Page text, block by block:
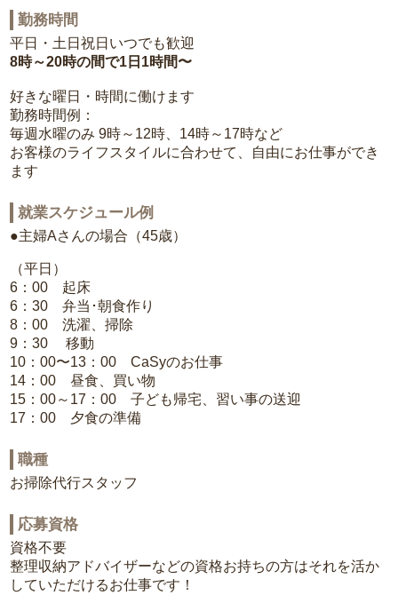
勤務時間
平日・土日祝日いつでも歓迎
8時～20時の間で1日1時間〜
好きな曜日・時間に働けます
勤務時間例：
毎週水曜のみ 9時～12時、14時～17時など
お客様のライフスタイルに合わせて、自由にお仕事ができ
ます
就業スケジュール例
●主婦Aさんの場合（45歳）
（平日）
6：00 起床
6：30 弁当･朝食作り
8：00 洗濯、掃除
9：30 移動
10：00〜13：00 CaSyのお仕事
14：00 昼食、買い物
15：00～17：00 子ども帰宅、習い事の送迎
17：00 夕食の準備
職種
お掃除代行スタッフ
応募資格
資格不要
整理収納アドバイザーなどの資格お持ちの方はそれを活か
していただけるお仕事です！